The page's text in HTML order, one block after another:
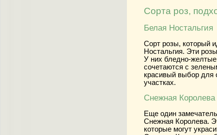
Сорта роз,
Белая Ностальгия
Сорт розы, который
Ностальгия. Эти
У них бледно-
сочетаются с
красивый выбор для
участках.
Снежная Королева
Еще один
Снежная Королева.
которые могут